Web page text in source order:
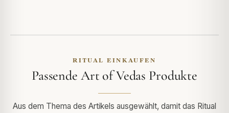
RITUAL EINKAUFEN
Passende Art of Vedas Produkte
Aus dem Thema des Artikels ausgewählt, damit das Ritual